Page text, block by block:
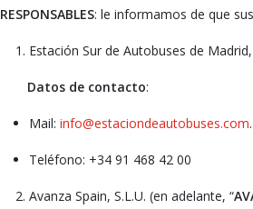
RESPONSABLES: le informamos de que
Estación Sur de Autobuses de
Datos de contacto:
Mail: info@estaciondeautobuses.com.
Teléfono: +34 91 468 42 00
Avanza Spain, S.L.U. (en adelante, “